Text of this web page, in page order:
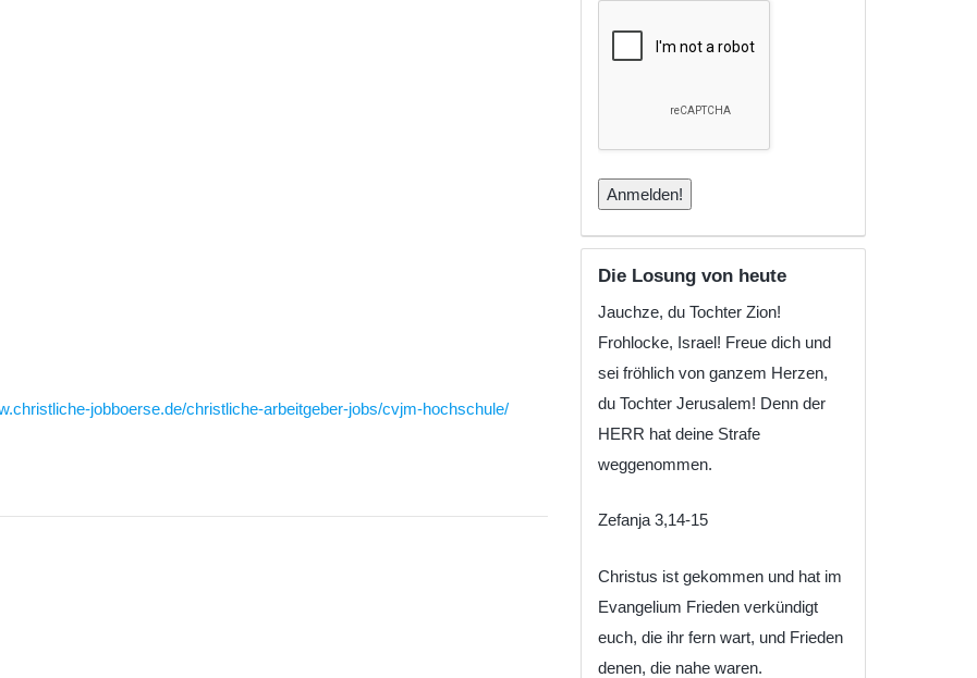
jobboerse.de/christliche-arbeitgeber-jobs/cvjm-hochschule/
Die Losung von heute
Jauchze, du Tochter Zion!
Frohlocke, Israel! Freue dich und
sei fröhlich von ganzem Herzen,
du Tochter Jerusalem! Denn der
HERR hat deine Strafe
weggenommen.
Zefanja 3,14-15
Christus ist gekommen und hat im
Evangelium Frieden verkündigt
euch, die ihr fern wart, und Frieden
denen, die nahe waren.